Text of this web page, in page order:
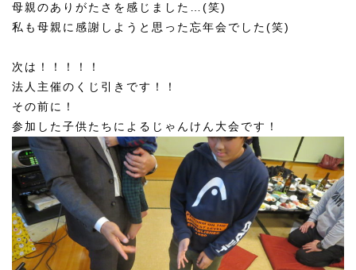
母親のありがたさを感じました…(笑)
私も母親に感謝しようと思った忘年会でした(笑)
次は！！！！！
法人主催のくじ引きです！！
その前に！
参加した子供たちによるじゃんけん大会です！